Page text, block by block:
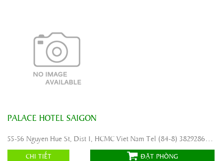
Địa chỉ: 55-56 Nguyen Hue St, Dist 1, HCMC Viet Nam
Website: http://www.palacesaigon.com/
PALACE HOTEL SAIGON
55-56 Nguyen Hue St, Dist 1, HCMC Viet Nam Tel (84-8) 38292860 - Fax (84-8) 38244229 Email: reservation@palacesaigon.com
CHI TIẾT ĐẶT PHÒNG